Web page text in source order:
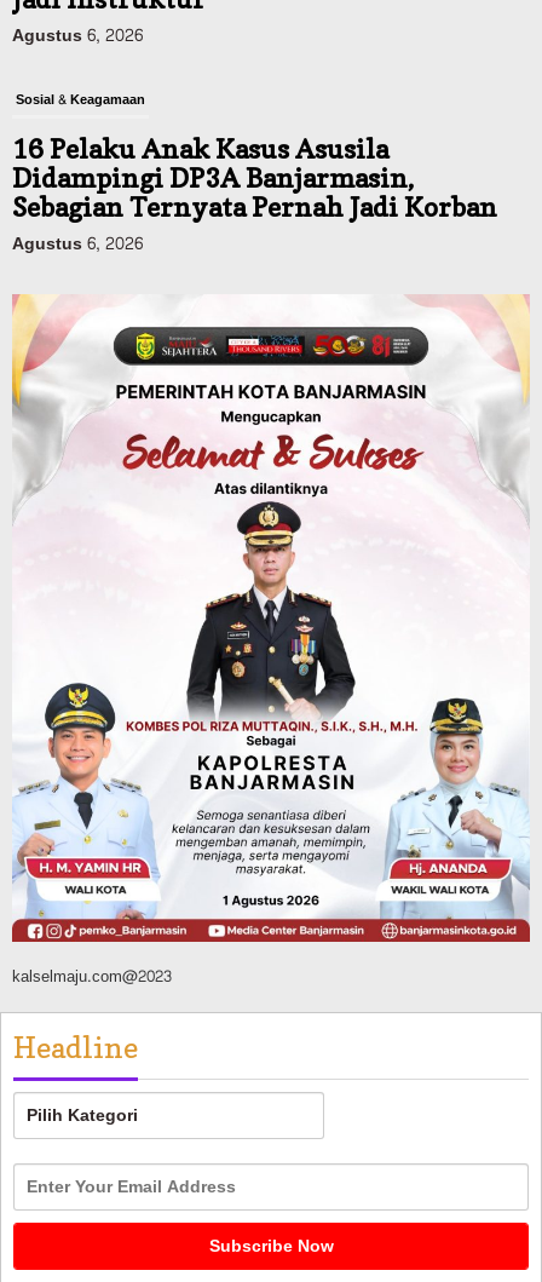
Sosial & Keagamaan
Didampingi DP3A Banjarmasin,
Sebagian Ternyata Pernah Jadi Korban
Agustus 6, 2026
Dinas PUPR Kalsel
Pemerintah Janji Tingkatkan Fasilitas
Keselamatan Jalan Alternatif
Banjarbaru–Batulicin
Agustus 6, 2026
Dinas Kehutanan Kalsel
Tahura Sultan Adam Sempat Alami
Kebakaran Lahan, Api Berhasil
Dipadamkan, Kadishut Kalsel
Memimpin Langsung Aksi di Lapangan
Advertorial Pemkab Balangan
Silaturahmi ke DPRD Balangan, Kapolres
AKBP Arif Mansyur Perkuat Koordinasi
Keamanan Daerah
Agustus 6, 2026
kalselmaju.com@2023
Headline
Headline